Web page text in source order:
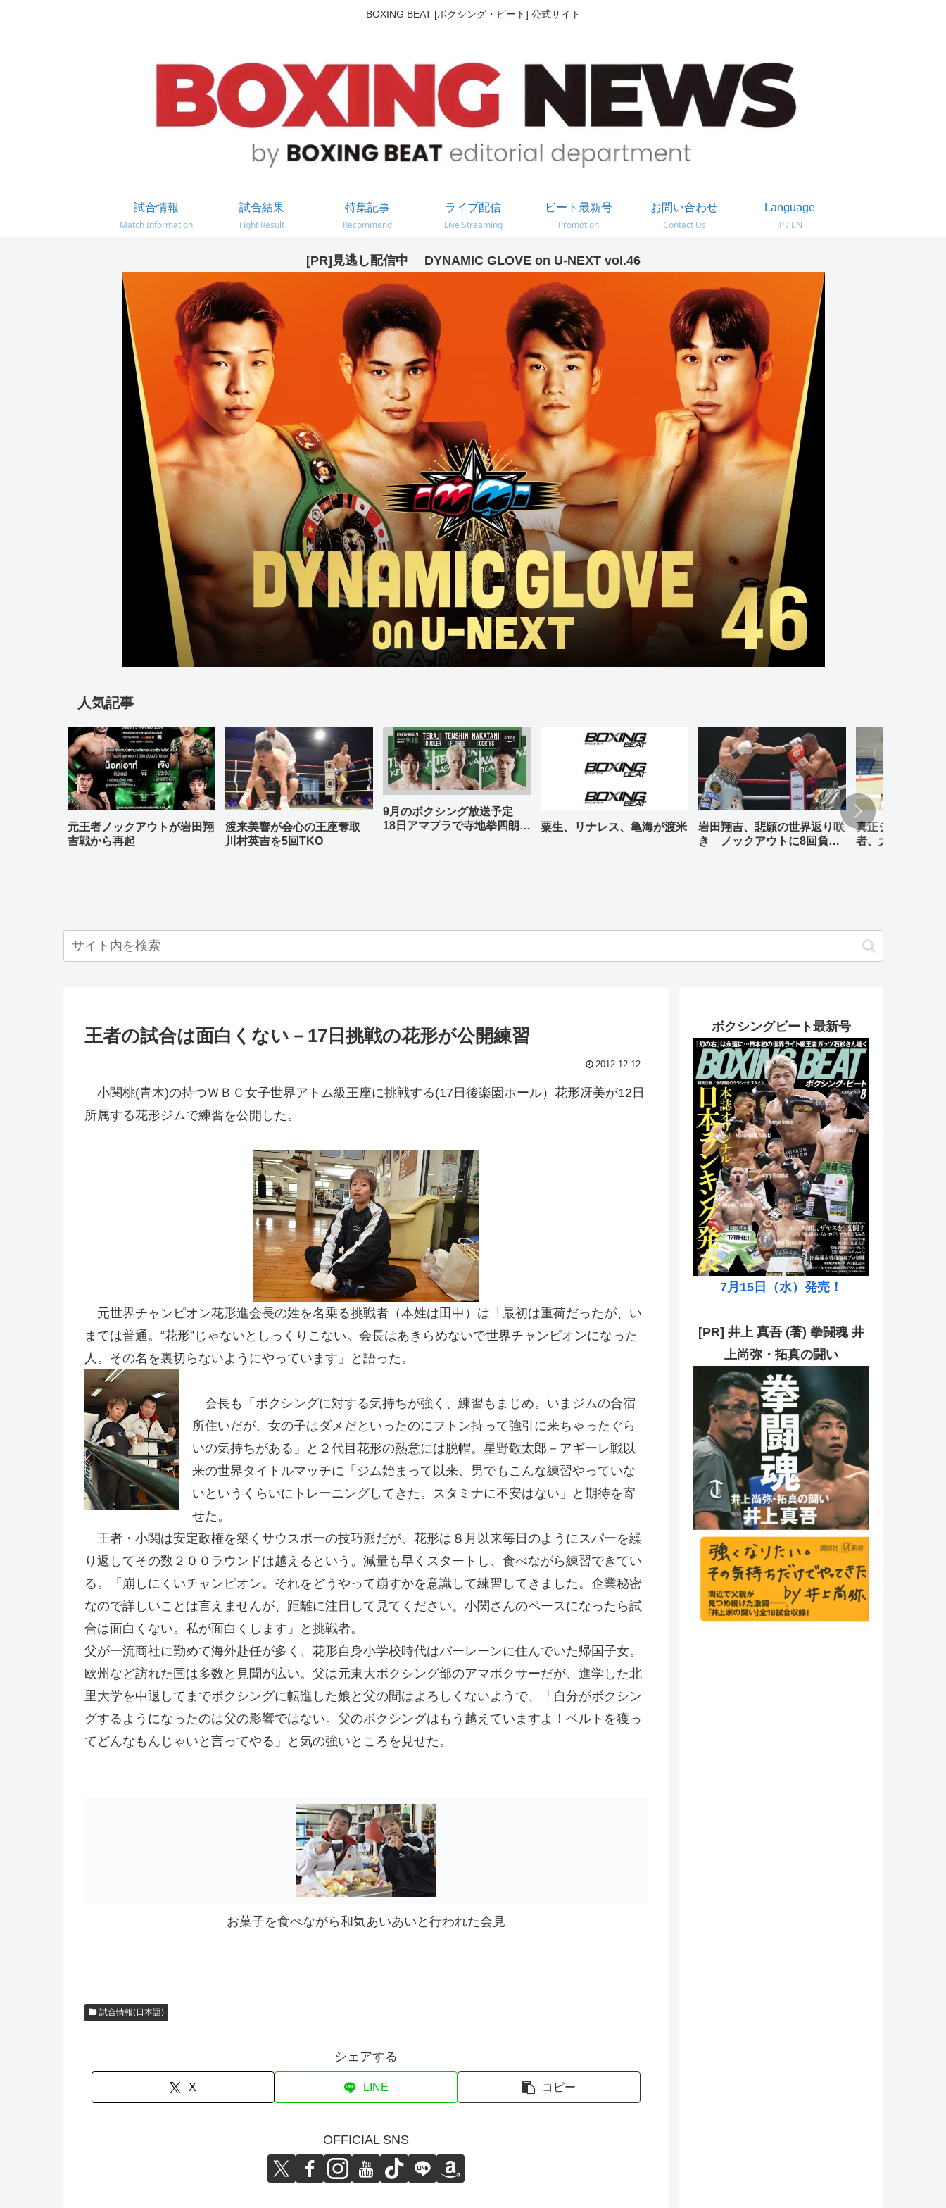
BOXING BEAT [ボクシング・ビート] 公式サイト
試合情報
Match Information
試合結果
Fight Result
特集記事
Recommend
ライブ配信
Live Streaming
ビート最新号
Promotion
お問い合わせ
Contact Us
Language
JP / EN
[PR]見逃し配信中 DYNAMIC GLOVE on U-NEXT vol.46
人気記事
元王者ノックアウトが岩田翔
吉戦から再起
渡来美響が会心の王座奪取
川村英吉を5回TKO
9月のボクシング放送予定
18日アマプラで寺地拳四朗、
粟生、リナレス、亀海が渡米
岩田翔吉、悲願の世界返り咲
き ノックアウトに8回負傷
真正ジムの元
者、大橋哲朗、
王者の試合は面白くない－17日挑戦の花形が公開練習
2012.12.12
小関桃(青木)の持つＷＢＣ女子世界アトム級王座に挑戦する(17日後楽園ホール）花形冴美が12日
所属する花形ジムで練習を公開した。
元世界チャンピオン花形進会長の姓を名乗る挑戦者（本姓は田中）は「最初は重荷だったが、い
まては普通。“花形”じゃないとしっくりこない。会長はあきらめないで世界チャンピオンになった
人。その名を裏切らないようにやっています」と語った。
会長も「ボクシングに対する気持ちが強く、練習もまじめ。いまジムの合宿
所住いだが、女の子はダメだといったのにフトン持って強引に来ちゃったぐら
いの気持ちがある」と２代目花形の熱意には脱帽。星野敬太郎－アギーレ戦以
来の世界タイトルマッチに「ジム始まって以来、男でもこんな練習やっていな
いというくらいにトレーニングしてきた。スタミナに不安はない」と期待を寄
せた。
王者・小関は安定政権を築くサウスポーの技巧派だが、花形は８月以来毎日のようにスパーを繰
り返してその数２００ラウンドは越えるという。減量も早くスタートし、食べながら練習できてい
る。「崩しにくいチャンピオン。それをどうやって崩すかを意識して練習してきました。企業秘密
なので詳しいことは言えませんが、距離に注目して見てください。小関さんのペースになったら試
合は面白くない。私が面白くします」と挑戦者。
父が一流商社に勤めて海外赴任が多く、花形自身小学校時代はバーレーンに住んでいた帰国子女。
欧州など訪れた国は多数と見聞が広い。父は元東大ボクシング部のアマボクサーだが、進学した北
里大学を中退してまでボクシングに転進した娘と父の間はよろしくないようで、「自分がボクシン
グするようになったのは父の影響ではない。父のボクシングはもう越えていますよ！ベルトを獲っ
てどんなもんじゃいと言ってやる」と気の強いところを見せた。
お菓子を食べながら和気あいあいと行われた会見
試合情報(日本語)
シェアする
X LINE コピー
OFFICIAL SNS
ボクシングビート最新号
7月15日（水）発売！
[PR] 井上 真吾 (著) 拳闘魂 井
上尚弥・拓真の闘い